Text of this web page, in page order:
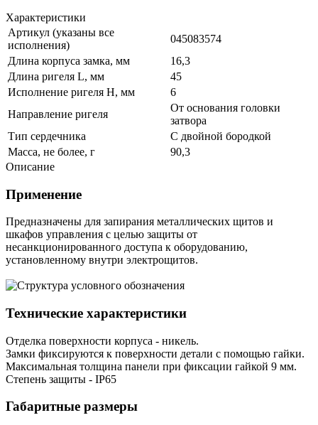
Характеристики
Артикул (указаны все
исполнения)
045083574
Длина корпуса замка, мм
16,3
Длина ригеля L, мм
45
Исполнение ригеля H, мм
6
Направление ригеля
От основания головки
затвора
Тип сердечника
С двойной бородкой
Масса, не более, г
90,3
Описание
Применение
Предназначены для запирания металлических щитов и
шкафов управления с целью защиты от
несанкционированного доступа к оборудованию,
установленному внутри электрощитов.
Технические характеристики
Отделка поверхности корпуса - никель.
Замки фиксируются к поверхности детали с помощью гайки.
Максимальная толщина панели при фиксации гайкой 9 мм.
Степень защиты - IP65
Габаритные размеры